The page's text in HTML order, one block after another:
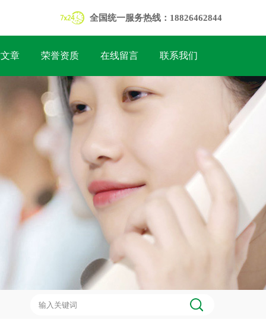
全国统一服务热线：18826462844
章 荣誉资质 在线留言 联系我们